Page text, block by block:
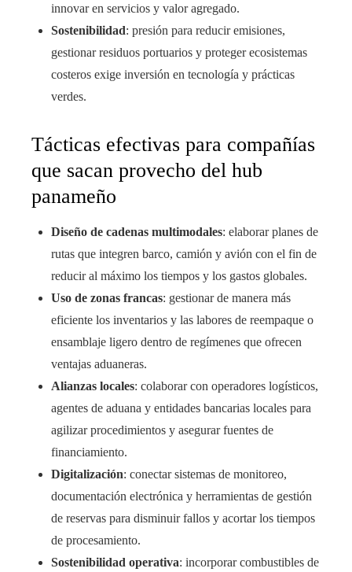
innovar en servicios y valor agregado.
Sostenibilidad: presión para reducir emisiones,
gestionar residuos portuarios y proteger ecosistemas
costeros exige inversión en tecnología y prácticas
verdes.
Tácticas efectivas para compañías
que sacan provecho del hub
panameño
Diseño de cadenas multimodales: elaborar planes de
rutas que integren barco, camión y avión con el fin de
reducir al máximo los tiempos y los gastos globales.
Uso de zonas francas: gestionar de manera más
eficiente los inventarios y las labores de reempaque o
ensamblaje ligero dentro de regímenes que ofrecen
ventajas aduaneras.
Alianzas locales: colaborar con operadores logísticos,
agentes de aduana y entidades bancarias locales para
agilizar procedimientos y asegurar fuentes de
financiamiento.
Digitalización: conectar sistemas de monitoreo,
documentación electrónica y herramientas de gestión
de reservas para disminuir fallos y acortar los tiempos
de procesamiento.
Sostenibilidad operativa: incorporar combustibles de